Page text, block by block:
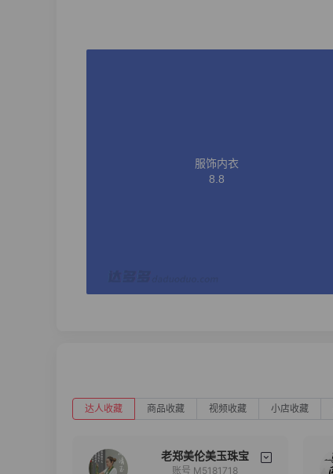
达人收藏 商品收藏 视频收藏 小店收藏
老郑美伦美玉珠宝
账号 M5181718